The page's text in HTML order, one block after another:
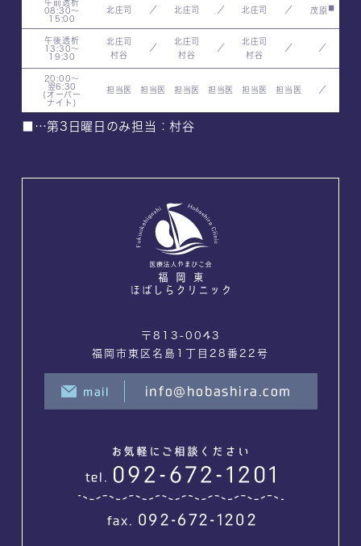
午前透析
08:30～
15:00
北庄司 ／ 北庄司 ／ 北庄司 ／ 茂原
午後透析
13:30～
19:30
北庄司
村谷
／
北庄司
村谷
／
北庄司
村谷
／ ／
20:00～
翌6:30
(オーバー
ナイト)
担当医 担当医 担当医 担当医 担当医 担当医 ／
■…第3日曜日のみ担当：村谷
〒813-0043
福岡市東区名島1丁目28番22号